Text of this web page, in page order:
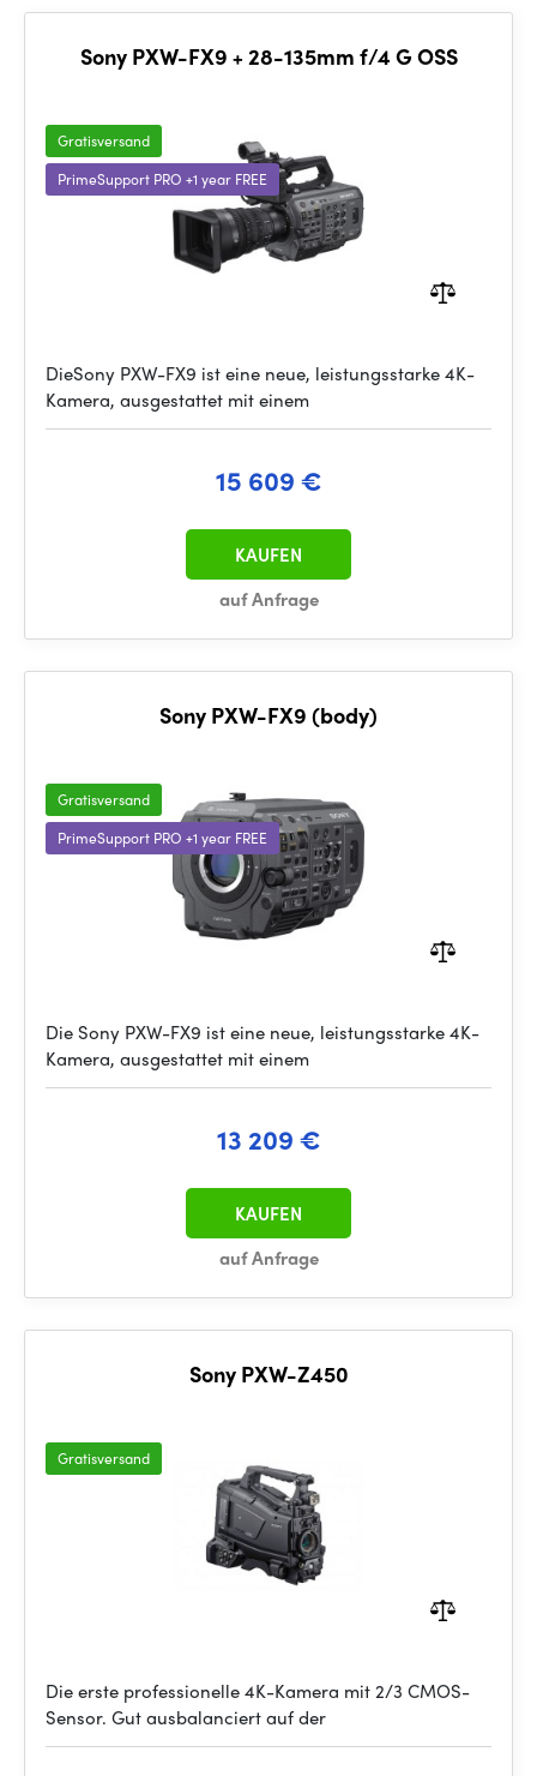
Sony PXW-FX9 + 28-135mm f/4 G OSS
Gratisversand
PrimeSupport PRO +1 year FREE
DieSony PXW-FX9 ist eine neue, leistungsstarke 4K-
Kamera, ausgestattet mit einem
15 609 €
auf Anfrage
KAUFEN
Sony PXW-FX9 (body)
Gratisversand
PrimeSupport PRO +1 year FREE
Die Sony PXW-FX9 ist eine neue, leistungsstarke 4K-
Kamera, ausgestattet mit einem
13 209 €
auf Anfrage
KAUFEN
Sony PXW-Z450
Gratisversand
Die erste professionelle 4K-Kamera mit 2/3 CMOS-
Sensor. Gut ausbalanciert auf der